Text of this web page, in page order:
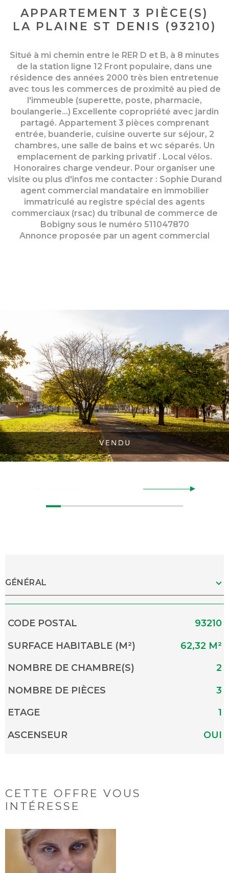
APPARTEMENT 3 PIÈCE(S)
LA PLAINE ST DENIS (93210)
Situé à mi chemin entre le RER D et B, à 8 minutes
de la station ligne 12 Front populaire, dans une
résidence des années 2000 très bien entretenue
avec tous les commerces de proximité au pied de
l'immeuble (superette, poste, pharmacie,
boulangerie...) Excellente copropriété avec jardin
partagé. Appartement 3 pièces comprenant
entrée, buanderie, cuisine ouverte sur séjour, 2
chambres, une salle de bains et wc séparés. Un
emplacement de parking privatif . Local vélos.
Honoraires charge vendeur. Pour organiser une
visite ou plus d'infos me contacter : Sophie Durand
agent commercial mandataire en immobilier
immatriculé au registre spécial des agents
commerciaux (rsac) du tribunal de commerce de
Bobigny sous le numéro 511047870
Annonce proposée par un agent commercial
GÉNÉRAL
Caractérisque Valeurs
CODE POSTAL
93210
SURFACE HABITABLE (M²)
62,32 M²
NOMBRE DE CHAMBRE(S)
2
NOMBRE DE PIÈCES
3
ETAGE
1
ASCENSEUR
OUI
CETTE OFFRE VOUS
INTÉRESSE